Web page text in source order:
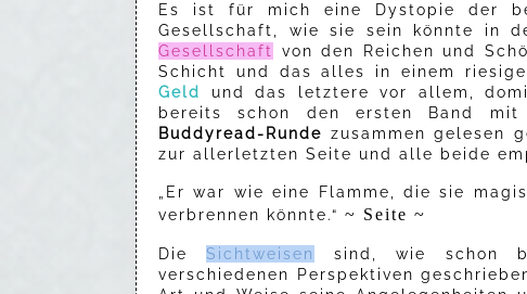
Es ist für mich eine Dystopie der
Gesellschaft, wie sie sein könnte in
Gesellschaft
von den Reichen und
Schicht und das alles in einem
Geld
und das letztere vor allem,
bereits schon den ersten Band mit
Buddyread-Runde zusammen gelesen
zur allerletzten Seite und alle beide
„Er war wie eine Flamme, die sie
verbrennen könnte.“ ~ Seite ~
DieSichtweisen sind, wie schon
verschiedenen Perspektiven